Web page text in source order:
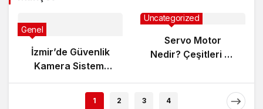
Genel
İzmir’de Güvenlik
Kamera Sistemi
Kurarken Nelere
Dikkat Edilmeli?
Uncategorized
Servo Motor
Nedir? Çeşitleri ve
1 2 3 4